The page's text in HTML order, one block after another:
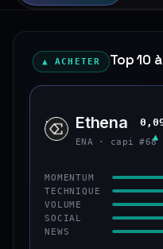
▲ ACHETER Top 10
ENA Ethena
ENA · capi #68▲
MOMENTUM
TECHNIQUE
VOLUME
SOCIAL
NEWS